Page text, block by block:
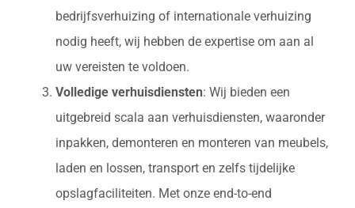
bedrijfsverhuizing of internationale verhuizing
nodig heeft, wij hebben de expertise om aan al
uw vereisten te voldoen.
Volledige verhuisdiensten: Wij bieden een
uitgebreid scala aan verhuisdiensten, waaronder
inpakken, demonteren en monteren van meubels,
laden en lossen, transport en zelfs tijdelijke
opslagfaciliteiten. Met onze end-to-end